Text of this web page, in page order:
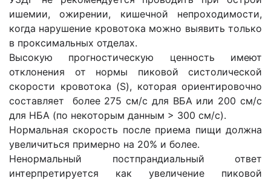
ишемии, ожирении, кишечной непроходимости,
когда нарушение кровотока можно выявить только
в проксимальных отделах.
Высокую прогностическую ценность имеют
отклонения от нормы пиковой систолической
скорости кровотока (S), которая ориентировочно
составляет более 275 см/с для ВБА или 200 см/с
для НБА (по некоторым данным > 300 см/с).
Нормальная скорость после приема пищи должна
увеличиться примерно на 20% и более.
Ненормальный постпрандиальный ответ
интерпретируется как увеличение пиковой